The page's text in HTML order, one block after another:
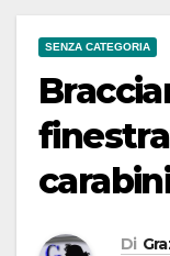
SENZA CATEGORIA
Di